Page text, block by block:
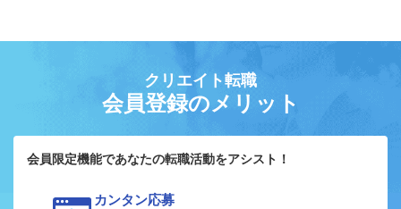
クリエイト転職
会員登録のメリット
会員限定機能であなたの転職活動をアシスト！
カンタン応募